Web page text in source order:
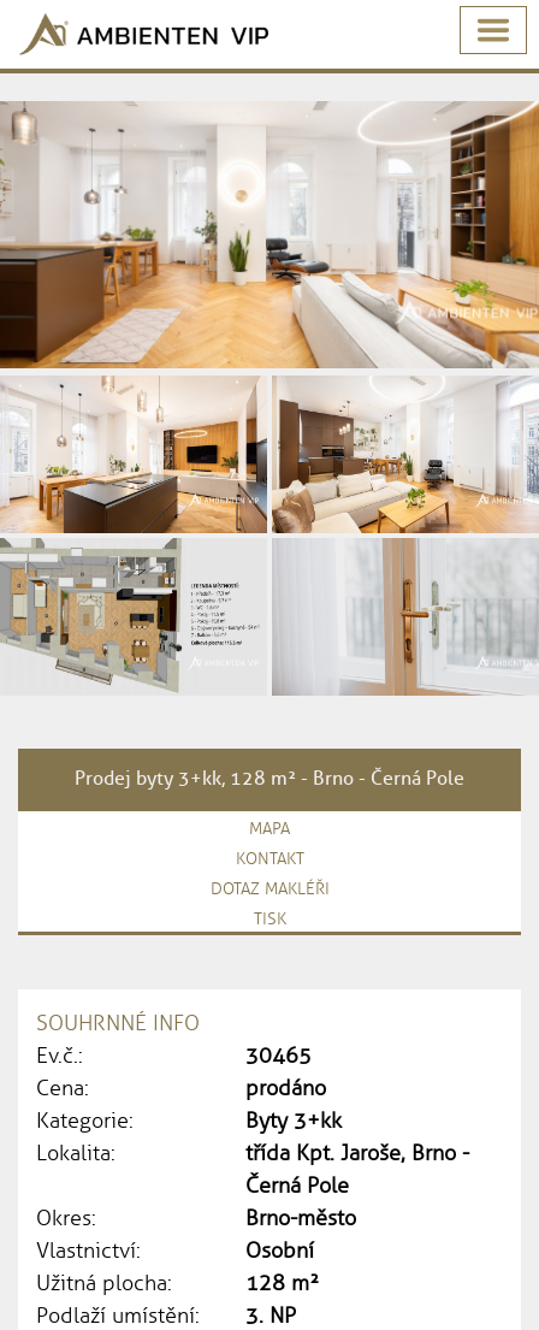
Prodej byty 3+kk, 128 m² - Brno - Černá Pole
MAPA
KONTAKT
DOTAZ MAKLÉŘI
TISK
SOUHRNNÉ INFO
Ev.č.:
30465
Cena:
prodáno
Kategorie:
Byty 3+kk
Lokalita:
třída Kpt. Jaroše, Brno -
Černá Pole
Okres:
Brno-město
Vlastnictví:
Osobní
Užitná plocha:
128 m²
Podlaží umístění:
3. NP